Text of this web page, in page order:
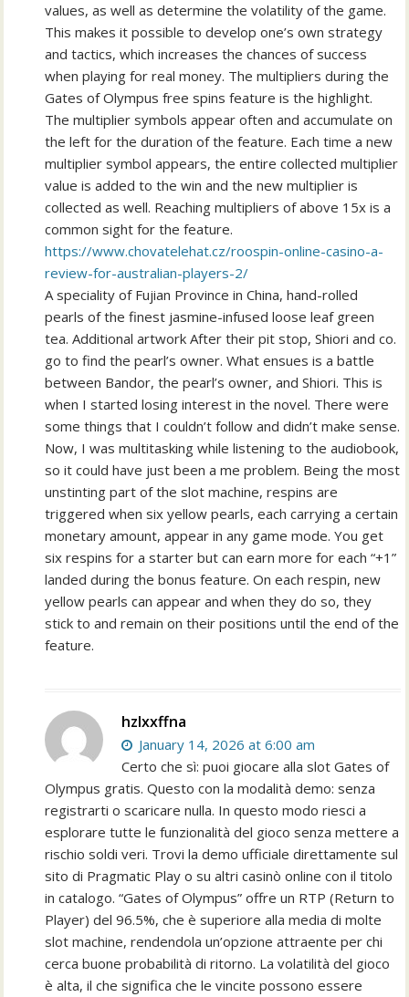
values, as well as determine the volatility of the game.
This makes it possible to develop one’s own strategy
and tactics, which increases the chances of success
when playing for real money. The multipliers during the
Gates of Olympus free spins feature is the highlight.
The multiplier symbols appear often and accumulate on
the left for the duration of the feature. Each time a new
multiplier symbol appears, the entire collected multiplier
value is added to the win and the new multiplier is
collected as well. Reaching multipliers of above 15x is a
common sight for the feature.
https://www.chovatelehat.cz/roospin-online-casino-a-
review-for-australian-players-2/
A speciality of Fujian Province in China, hand-rolled
pearls of the finest jasmine-infused loose leaf green
tea. Additional artwork After their pit stop, Shiori and co.
go to find the pearl’s owner. What ensues is a battle
between Bandor, the pearl’s owner, and Shiori. This is
when I started losing interest in the novel. There were
some things that I couldn’t follow and didn’t make sense.
Now, I was multitasking while listening to the audiobook,
so it could have just been a me problem. Being the most
unstinting part of the slot machine, respins are
triggered when six yellow pearls, each carrying a certain
monetary amount, appear in any game mode. You get
six respins for a starter but can earn more for each “+1”
landed during the bonus feature. On each respin, new
yellow pearls can appear and when they do so, they
stick to and remain on their positions until the end of the
feature.
hzlxxffna
January 14, 2026 at 6:00 am
Certo che sì: puoi giocare alla slot Gates of
Olympus gratis. Questo con la modalità demo: senza
registrarti o scaricare nulla. In questo modo riesci a
esplorare tutte le funzionalità del gioco senza mettere a
rischio soldi veri. Trovi la demo ufficiale direttamente sul
sito di Pragmatic Play o su altri casinò online con il titolo
in catalogo. “Gates of Olympus” offre un RTP (Return to
Player) del 96.5%, che è superiore alla media di molte
slot machine, rendendola un’opzione attraente per chi
cerca buone probabilità di ritorno. La volatilità del gioco
è alta, il che significa che le vincite possono essere